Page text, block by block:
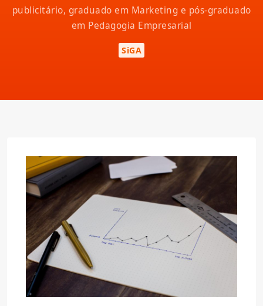
publicitário, graduado em Marketing e pós-graduado
em Pedagogia Empresarial
SiGA